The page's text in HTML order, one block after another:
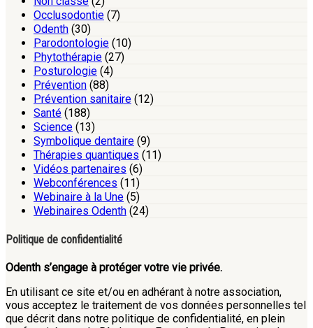
Occlusodontie (7)
Odenth (30)
Parodontologie (10)
Phytothérapie (27)
Posturologie (4)
Prévention (88)
Prévention sanitaire (12)
Santé (188)
Science (13)
Symbolique dentaire (9)
Thérapies quantiques (11)
Vidéos partenaires (6)
Webconférences (11)
Webinaire à la Une (5)
Webinaires Odenth (24)
Politique de confidentialité
Odenth s’engage à protéger votre vie privée.
En utilisant ce site et/ou en adhérant à notre association,
vous acceptez le traitement de vos données personnelles tel
que décrit dans notre politique de confidentialité, en plein